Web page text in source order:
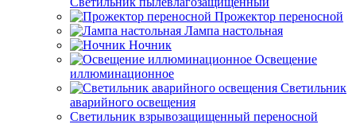
Прожектор переносной
Лампа настольная
Ночник
Освещение
иллюминационное
Светильник
аварийного освещения
Светильник взрывозащищенный переносной